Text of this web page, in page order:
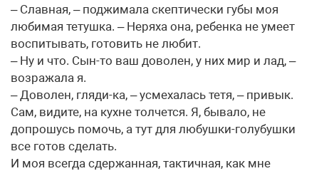
– Славная, – поджимала скептически губы моя
любимая тетушка. – Неряха она, ребенка не умеет
воспитывать, готовить не любит.
– Ну и что. Сын-то ваш доволен, у них мир и лад, –
возражала я.
– Доволен, гляди-ка, – усмехалась тетя, – привык.
Сам, видите, на кухне толчется. Я, бывало, не
допрошусь помочь, а тут для любушки-голубушки
все готов сделать.
И моя всегда сдержанная, тактичная, как мне